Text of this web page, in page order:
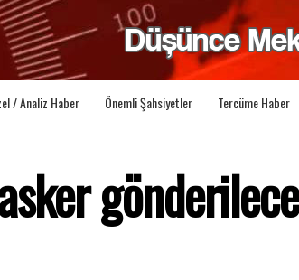
/ Analiz Haber Önemli Şahsiyetler Tercüme Haber